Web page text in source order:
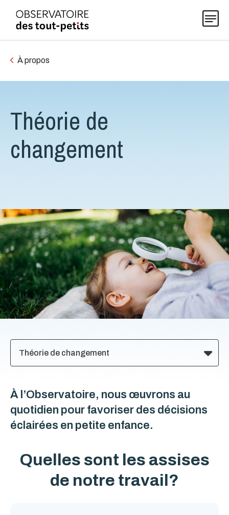
Thématiques
Publications
À propos
À propos
Théorie de
changement
Théorie de changement
À l’Observatoire, nous œuvrons au
quotidien pour favoriser des décisions
éclairées en petite enfance.
Quelles sont les assises
de notre travail?